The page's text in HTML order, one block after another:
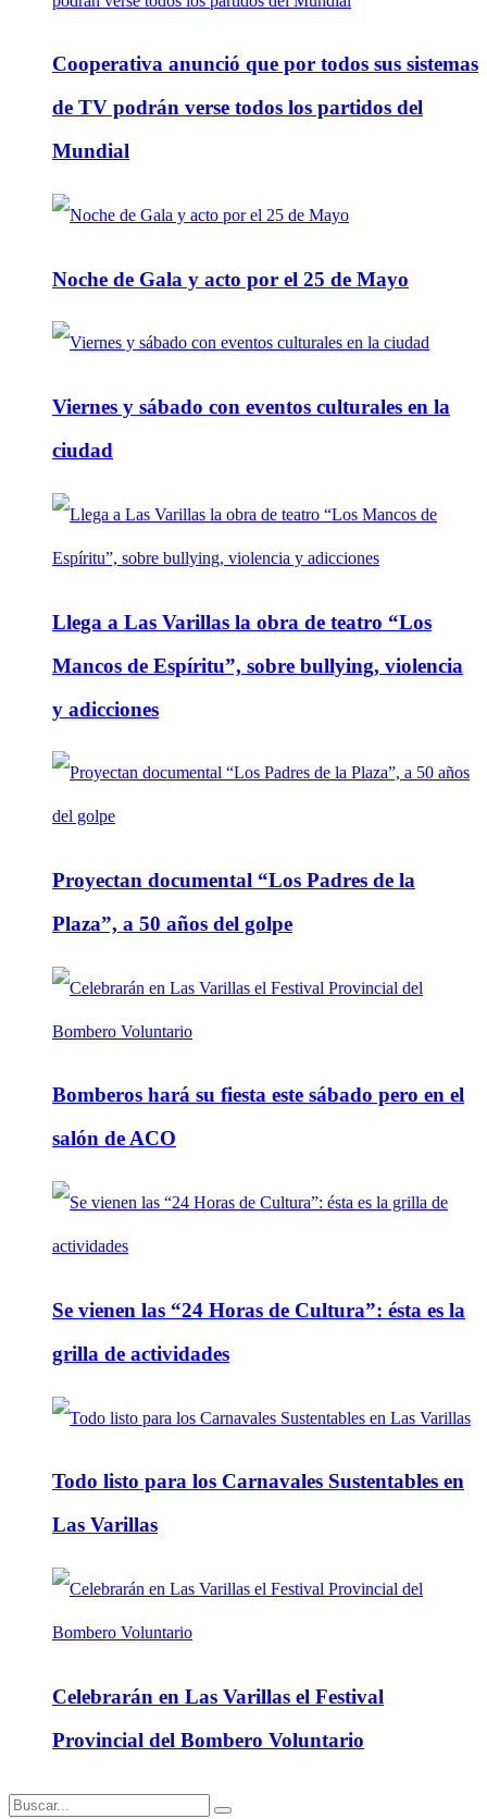
Cooperativa anunció que por todos sus sistemas
de TV podrán verse todos los partidos del
Mundial
Noche de Gala y acto por el 25 de Mayo
Viernes y sábado con eventos culturales en la
ciudad
Llega a Las Varillas la obra de teatro “Los
Mancos de Espíritu”, sobre bullying, violencia
y adicciones
Proyectan documental “Los Padres de la
Plaza”, a 50 años del golpe
Bomberos hará su fiesta este sábado pero en el
salón de ACO
Se vienen las “24 Horas de Cultura”: ésta es la
grilla de actividades
Todo listo para los Carnavales Sustentables en
Las Varillas
Celebrarán en Las Varillas el Festival
Provincial del Bombero Voluntario